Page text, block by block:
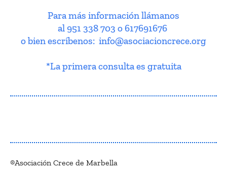
Para más información llámanos
al 951 338 703 o 617691676
o bien escríbenos: info@asociacioncrece.org
*La primera consulta es gratuita
®Asociación Crece de Marbella